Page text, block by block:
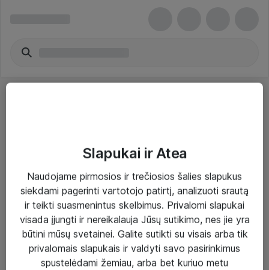
Paslaugos
Sprendimai
Įgyvendinti projektai
Atea ekspertų patarimai verslui
Slapukai ir Atea
Naudojame pirmosios ir trečiosios šalies slapukus
siekdami pagerinti vartotojo patirtį, analizuoti srautą
ir teikti suasmenintus skelbimus. Privalomi slapukai
visada įjungti ir nereikalauja Jūsų sutikimo, nes jie yra
būtini mūsų svetainei. Galite sutikti su visais arba tik
privalomais slapukais ir valdyti savo pasirinkimus
spustelėdami žemiau, arba bet kuriuo metu